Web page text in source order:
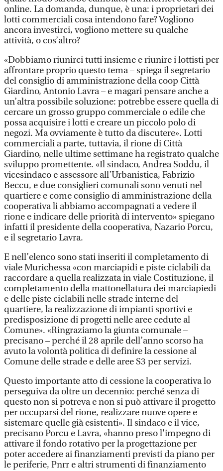
online. La domanda, dunque, è una: i proprietari dei
lotti commerciali cosa intendono fare? Vogliono
ancora investirci, vogliono mettere su qualche
attività, o cos’altro?
«Dobbiamo riunirci tutti insieme e riunire i lottisti per
affrontare proprio questo tema – spiega il segretario
del consiglio di amministrazione della coop Città
Giardino, Antonio Lavra – e magari pensare anche a
un’altra possibile soluzione: potrebbe essere quella di
cercare un grosso gruppo commerciale o edile che
possa acquisire i lotti e creare un piccolo polo di
negozi. Ma ovviamente è tutto da discutere». Lotti
commerciali a parte, tuttavia, il rione di Città
Giardino, nelle ultime settimane ha registrato qualche
sviluppo promettente. «Il sindaco, Andrea Soddu, il
vicesindaco e assessore all’Urbanistica, Fabrizio
Beccu, e due consiglieri comunali sono venuti nel
quartiere e come consiglio di amministrazione della
cooperativa li abbiamo accompagnati a vedere il
rione e indicare delle priorità di intervento» spiegano
infatti il presidente della cooperativa, Nazario Porcu,
e il segretario Lavra.
E nell’elenco sono stati inseriti il completamento di
viale Murichessa «con marciapidi e piste ciclabili da
raccordare a quella realizzata in viale Costituzione, il
completamento della mattonellatura dei marciapiedi
e delle piste ciclabili nelle strade interne del
quartiere, la realizzazione di impianti sportivi e
predisposizione di progetti nelle aree cedute al
Comune». «Ringraziamo la giunta comunale –
precisano – perché il 28 aprile dell’anno scorso ha
avuto la volontà politica di definire la cessione al
Comune delle strade e delle aree S3 per servizi.
Questo importante atto di cessione la cooperativa lo
perseguiva da oltre un decennio: perché senza di
questo non si potreva e non si può attivare il progetto
per occuparsi del rione, realizzare nuove opere e
sistemare quelle già esistenti». Il sindaco e il vice,
precisano Porcu e Lavra, «hanno preso l'impegno di
attivare il fondo rotativo per la progettazione per
poter accedere ai finanziamenti previsti da piano per
le periferie, Pnrr e altri strumenti di finanziamento